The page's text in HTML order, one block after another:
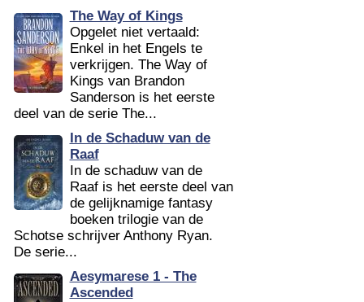
The Way of Kings
Opgelet niet vertaald:
Enkel in het Engels te
verkrijgen. The Way of
Kings van Brandon
Sanderson is het eerste
deel van de serie The...
In de Schaduw van de
Raaf
In de schaduw van de
Raaf is het eerste deel van
de gelijknamige fantasy
boeken trilogie van de
Schotse schrijver Anthony Ryan.
De serie...
Aesymarese 1 - The
Ascended